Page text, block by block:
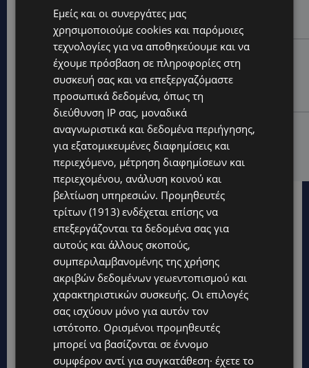
χωριού – Μια ανάσα δροσιάς για κατοίκους και
επισκέπτες
LIFESTYLE
ΕΛΕΝΑ ΠΑΠΑΔΟΠΟΥΛΟΥ: Από τη σκηνή στην
Αντιπροεδρία του ΘΟΚ – «Μεγάλη τιμή και μεγάλη
ευθύνη»
VIBE NEWS
ARLA PROTEIN: Συνεχίζει να καινοτομεί με το Arla
Protein Food to Go.
Εμείς και οι συνεργάτες μας
χρησιμοποιούμε cookies και παρόμοιες
τεχνολογίες για να αποθηκεύουμε και να
έχουμε πρόσβαση σε πληροφορίες στη
συσκευή σας και να επεξεργαζόμαστε
προσωπικά δεδομένα, όπως τη
διεύθυνση IP σας, μοναδικά
αναγνωριστικά και δεδομένα περιήγησης,
για εξατομικευμένες διαφημίσεις και
περιεχόμενο, μέτρηση διαφημίσεων και
περιεχομένου, ανάλυση κοινού και
βελτίωση υπηρεσιών. Προμηθευτές
τρίτων (1913) ενδέχεται επίσης να
επεξεργάζονται τα δεδομένα σας για
αυτούς και άλλους σκοπούς,
συμπεριλαμβανομένης της χρήσης
ακριβών δεδομένων γεωεντοπισμού και
χαρακτηριστικών συσκευής. Οι επιλογές
σας ισχύουν μόνο για αυτόν τον
ιστότοπο. Ορισμένοι προμηθευτές
μπορεί να βασίζονται σε έννομο
συμφέρον αντί για συγκατάθεση· έχετε το